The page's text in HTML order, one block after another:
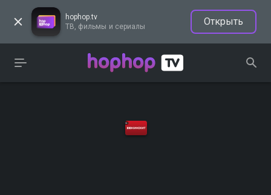
hophop.tv
ТВ, фильмы и сериалы
Открыть